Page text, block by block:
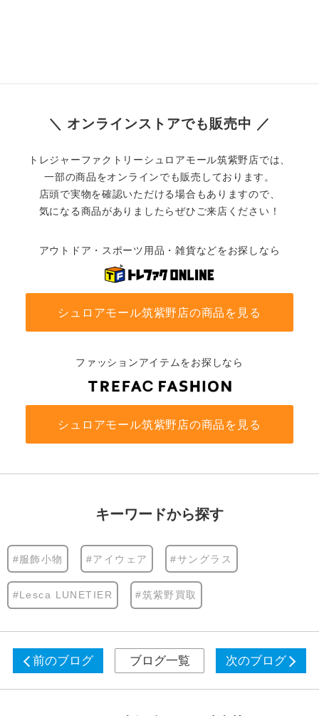
＼ オンラインストアでも販売中 ／
トレジャーファクトリーシュロアモール筑紫野店では、
一部の商品をオンラインでも販売しております。
店頭で実物を確認いただける場合もありますので、
気になる商品がありましたらぜひご来店ください！
アウトドア・スポーツ用品・雑貨などをお探しなら
シュロアモール筑紫野店の商品を見る
ファッションアイテムをお探しなら
シュロアモール筑紫野店の商品を見る
キーワードから探す
#服飾小物 #アイウェア #サングラス
#Lesca LUNETIER #筑紫野買取
前のブログ ブログ一覧 次のブログ